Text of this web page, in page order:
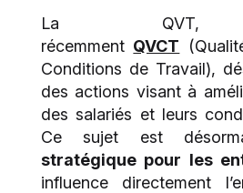
La QVT,
récemment QVCT
Conditions de Travail),
des actions visant à
des salariés et leurs
Ce sujet est
stratégique pour les
influence directement